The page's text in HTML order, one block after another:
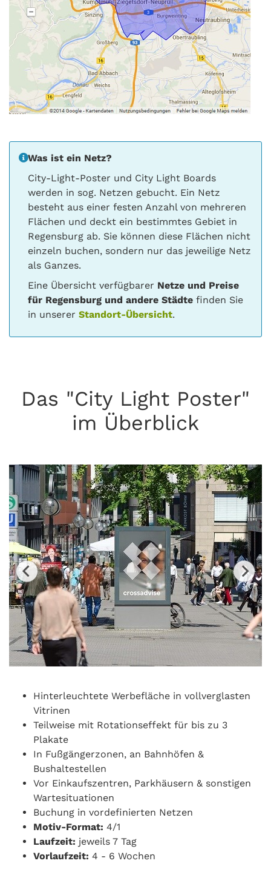
Was ist ein Netz?
City-Light-Poster und City Light Boards
werden in sog. Netzen gebucht. Ein Netz
besteht aus einer festen Anzahl von mehreren
Flächen und deckt ein bestimmtes Gebiet in
Regensburg ab. Sie können diese Flächen nicht
einzeln buchen, sondern nur das jeweilige Netz
als Ganzes.
Eine Übersicht verfügbarer Netze und Preise
für Regensburg und andere Städte finden Sie
in unsererStandort-Übersicht.
Das "City Light Poster"
im Überblick
Hinterleuchtete Werbefläche in vollverglasten
Vitrinen
Teilweise mit Rotationseffekt für bis zu 3
Plakate
In Fußgängerzonen, an Bahnhöfen &
Bushaltestellen
Vor Einkaufszentren, Parkhäusern & sonstigen
Wartesituationen
Buchung in vordefinierten Netzen
Motiv-Format: 4/1
Laufzeit: jeweils 7 Tag
Vorlaufzeit: 4 - 6 Wochen